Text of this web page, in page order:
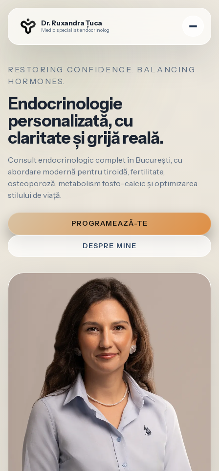
Dr. Ruxandra Țuca
Medic specialist endocrinolog
RESTORING CONFIDENCE. BALANCING
HORMONES.
Endocrinologie
personalizată, cu
claritate și grijă reală.
Consult endocrinologic complet în București, cu
abordare modernă pentru tiroidă, fertilitate,
osteoporoză, metabolism fosfo-calcic și optimizarea
stilului de viață.
PROGRAMEAZĂ-TE
DESPRE MINE